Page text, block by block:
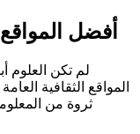
أفضل
لم تكن العلوم
المواقع الثقافية
ثروة من